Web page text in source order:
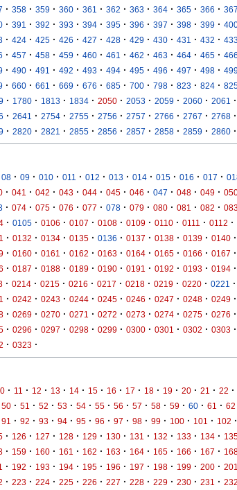
· 358 · 359 · 360 · 361 · 362 · 363 · 364 · 365 · 366 · 367
· 391 · 392 · 393 · 394 · 395 · 396 · 397 · 398 · 399 ·
· 424 · 425 · 426 · 427 · 428 · 429 · 430 · 431 · 432 ·
· 457 · 458 · 459 · 460 · 461 · 462 · 463 · 464 · 465 · 466
· 490 · 491 · 492 · 493 · 494 · 495 · 496 · 497 · 498 ·
· 660 · 661 · 669 · 676 · 685 · 700 · 798 · 823 · 824 ·
· 1780 · 1813 · 1834 · 2050 · 2053 · 2059 · 2060 · 2061 ·
· 2641 · 2754 · 2755 · 2756 · 2757 · 2766 · 2767 · 2768 ·
· 2820 · 2821 · 2855 · 2856 · 2857 · 2858 · 2859 · 2860 ·
08 · 09 · 010 · 011 · 012 · 013 · 014 · 015 · 016 · 017 ·
· 041 · 042 · 043 · 044 · 045 · 046 · 047 · 048 · 049 ·
· 074 · 075 · 076 · 077 · 078 · 079 · 080 · 081 · 082 ·
· 0105 · 0106 · 0107 · 0108 · 0109 · 0110 · 0111 · 0112 ·
· 0132 · 0134 · 0135 · 0136 · 0137 · 0138 · 0139 · 0140 ·
· 0160 · 0161 · 0162 · 0163 · 0164 · 0165 · 0166 · 0167 ·
· 0187 · 0188 · 0189 · 0190 · 0191 · 0192 · 0193 · 0194 ·
· 0214 · 0215 · 0216 · 0217 · 0218 · 0219 · 0220 · 0221 ·
· 0242 · 0243 · 0244 · 0245 · 0246 · 0247 · 0248 · 0249 ·
· 0269 · 0270 · 0271 · 0272 · 0273 · 0274 · 0275 · 0276 ·
· 0296 · 0297 · 0298 · 0299 · 0300 · 0301 · 0302 · 0303 ·
· 0323 ·
· 11 · 12 · 13 · 14 · 15 · 16 · 17 · 18 · 19 · 20 · 21 · 22 ·
50 · 51 · 52 · 53 · 54 · 55 · 56 · 57 · 58 · 59 · 60 · 61 · 62
91 · 92 · 93 · 94 · 95 · 96 · 97 · 98 · 99 · 100 · 101 · 102 ·
· 126 · 127 · 128 · 129 · 130 · 131 · 132 · 133 · 134 ·
· 159 · 160 · 161 · 162 · 163 · 164 · 165 · 166 · 167 ·
· 192 · 193 · 194 · 195 · 196 · 197 · 198 · 199 · 200 · 201
· 223 · 224 · 225 · 226 · 227 · 228 · 229 · 230 · 231 · 232